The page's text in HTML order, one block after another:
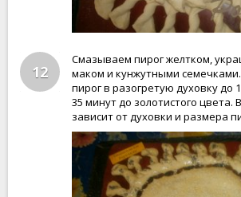
12
Смазываем пирог желтком,
маком и кунжутными
пирог в разогретую духовку до
35 минут до золотистого цвета.
зависит от духовки и размера